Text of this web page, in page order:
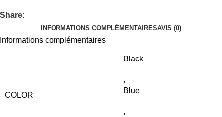
Share:
INFORMATIONS COMPLÉMENTAIRESAVIS (0)
Informations complémentaires
COLOR
Black
,
Blue
,